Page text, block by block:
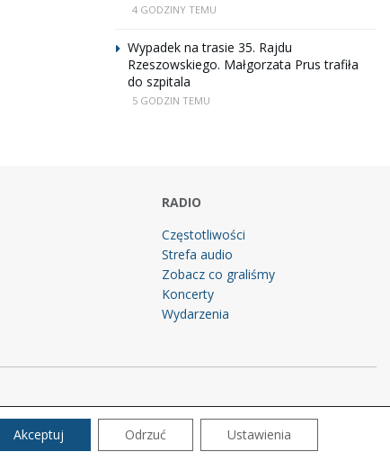
4 GODZINY TEMU
Wypadek na trasie 35. Rajdu
Rzeszowskiego. Małgorzata Prus trafiła
do szpitala
5 GODZIN TEMU
RADIO
Częstotliwości
Strefa audio
Zobacz co graliśmy
Koncerty
Wydarzenia
Akceptuj Odrzuć Ustawienia